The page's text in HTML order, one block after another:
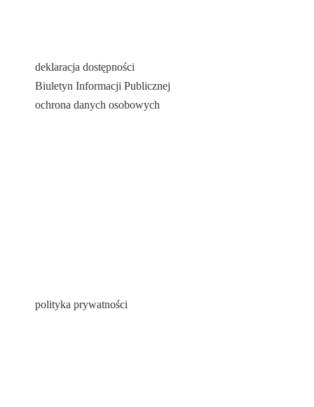
deklaracja dostępności
Biuletyn Informacji Publicznej
ochrona danych osobowych
polityka prywatności